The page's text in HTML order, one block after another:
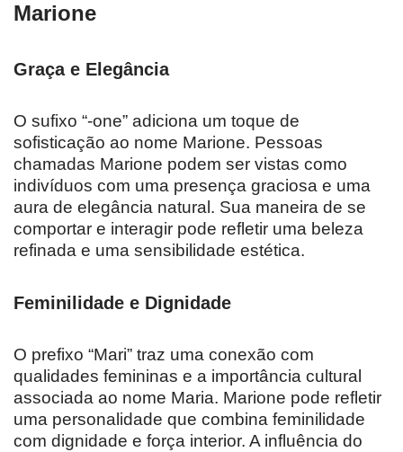
Marione
Graça e Elegância
O sufixo “-one” adiciona um toque de
sofisticação ao nome Marione. Pessoas
chamadas Marione podem ser vistas como
indivíduos com uma presença graciosa e uma
aura de elegância natural. Sua maneira de se
comportar e interagir pode refletir uma beleza
refinada e uma sensibilidade estética.
Feminilidade e Dignidade
O prefixo “Mari” traz uma conexão com
qualidades femininas e a importância cultural
associada ao nome Maria. Marione pode refletir
uma personalidade que combina feminilidade
com dignidade e força interior. A influência do